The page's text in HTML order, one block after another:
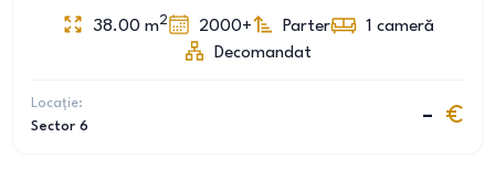
38.00 m2 2000+ Parter 1 cameră
Decomandat
Locație:
Sector 6
–